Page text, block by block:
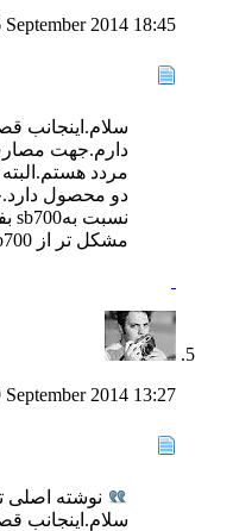
September 2014 18:45
سلام.اینجانب
مردد
مشکل تر از sb700 می باشد؟
2014 13:27
نوشته
سلام.اینجانب